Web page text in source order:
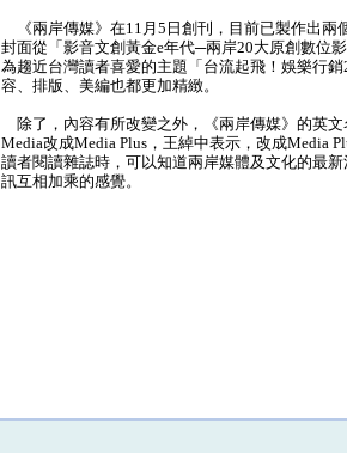
《兩岸傳媒》在11月5日創刊，目前已製作出兩
封面從「影音文創黃金e年代─兩岸20大原創數位
為趨近台灣讀者喜愛的主題「台流起飛！娛樂行
容、排版、美編也都更加精緻。
除了，內容有所改變之外，《兩岸傳媒》的英文
Media改成Media Plus，王綽中表示，改成Media
讀者閱讀雜誌時，可以知道兩岸媒體及文化的最
訊互相加乘的感覺。